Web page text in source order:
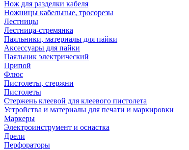
Нож для разделки кабеля
Ножницы кабельные, тросорезы
Лестницы
Лестница-стремянка
Паяльники, материалы для пайки
Аксессуары для пайки
Паяльник электрический
Припой
Флюс
Пистолеты, стержни
Пистолеты
Стержень клеевой для клеевого пистолета
Устройства и материалы для печати и маркировки
Маркеры
Электроинструмент и оснастка
Дрели
Перфораторы